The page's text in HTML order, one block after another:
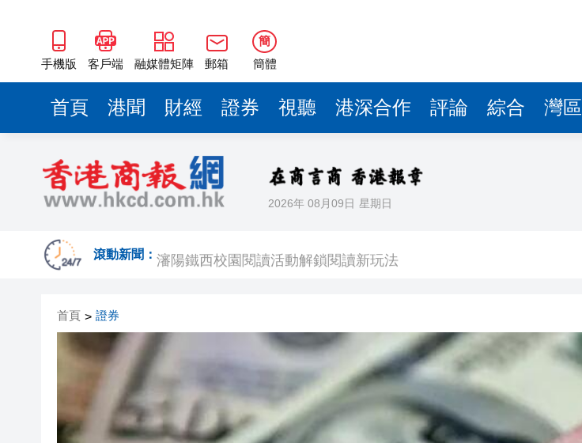
手機版 客戶端 融媒體矩陣 郵箱
簡
簡體
首頁 港聞 財經 證券 視聽 港深合作 評論 綜合 灣區
2026年 08月09日 星期日
滾動新聞：
閩粵贛三地漢樂藝術家齊聚深圳，共奏客家文化傳承新篇章
黎智英案｜吳良好：依法公正處理黎智英求情 罪證如山豈能妄想輕判
50餘位頂尖專家共話時代命題
梁振英率港區全國政協委員考察團來瓊考察
2025年海南儋州以舊換新帶動消費約18億元
瀋陽鐵西校園閱讀活動解鎖閱讀新玩法
50餘位頂尖專家共話時代命題
海南澄邁文儒煥新升級 五組數據見證文儒沉香從傳統邁向現代
梁振英率港區全國政協委員考察團來瓊考察
首頁 > 證券